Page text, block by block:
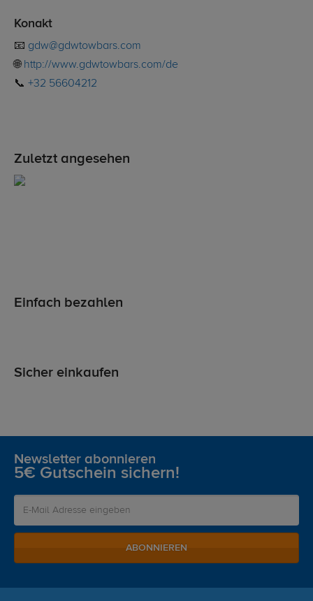
Konakt
📧 gdw@gdwtowbars.com
🌐 http://www.gdwtowbars.com/de
📞 +32 56604212
Zuletzt angesehen
Einfach bezahlen
Sicher einkaufen
Newsletter abonnieren
5€ Gutschein sichern!
ABONNIEREN